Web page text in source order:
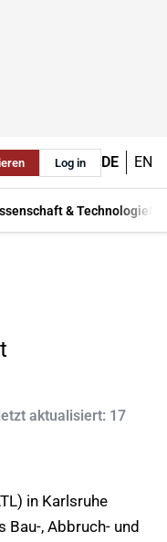
Log in DE EN
& Technologie
aktualisiert: 17
in Karlsruhe
Bau-, Abbruch- und